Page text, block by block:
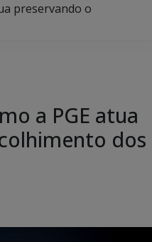
preservando o
a PGE atua
dos